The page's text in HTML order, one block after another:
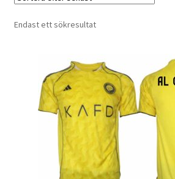
Endast ett sökresultat